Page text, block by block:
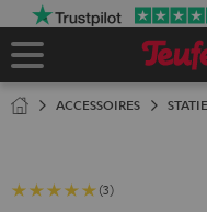
Home
ACCESSOIRES
(3)